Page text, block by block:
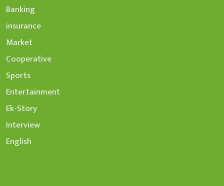
Banking
insurance
Market
Cooperative
Sports
Entertainment
Ek-Story
Interview
English